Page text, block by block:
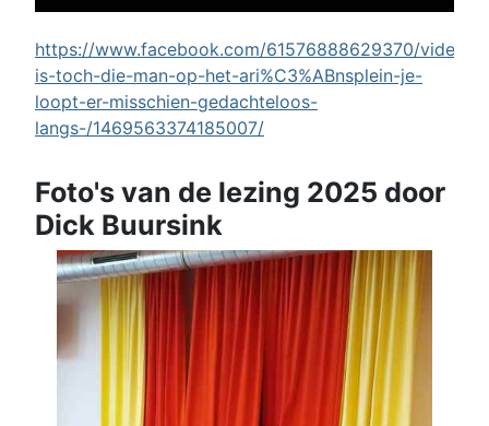
https://www.facebook.com/61576888629370/videos/
is-toch-die-man-op-het-ari%C3%ABnsplein-je-
loopt-er-misschien-gedachteloos-
langs-/1469563374185007/
Foto's van de lezing 2025 door
Dick Buursink